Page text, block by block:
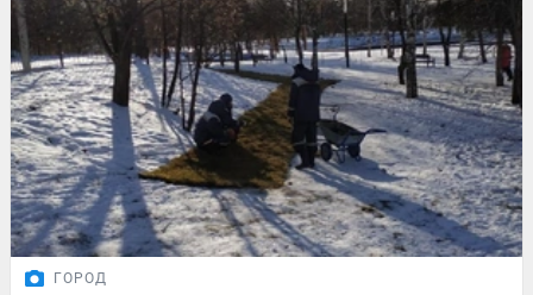
ГОРОД